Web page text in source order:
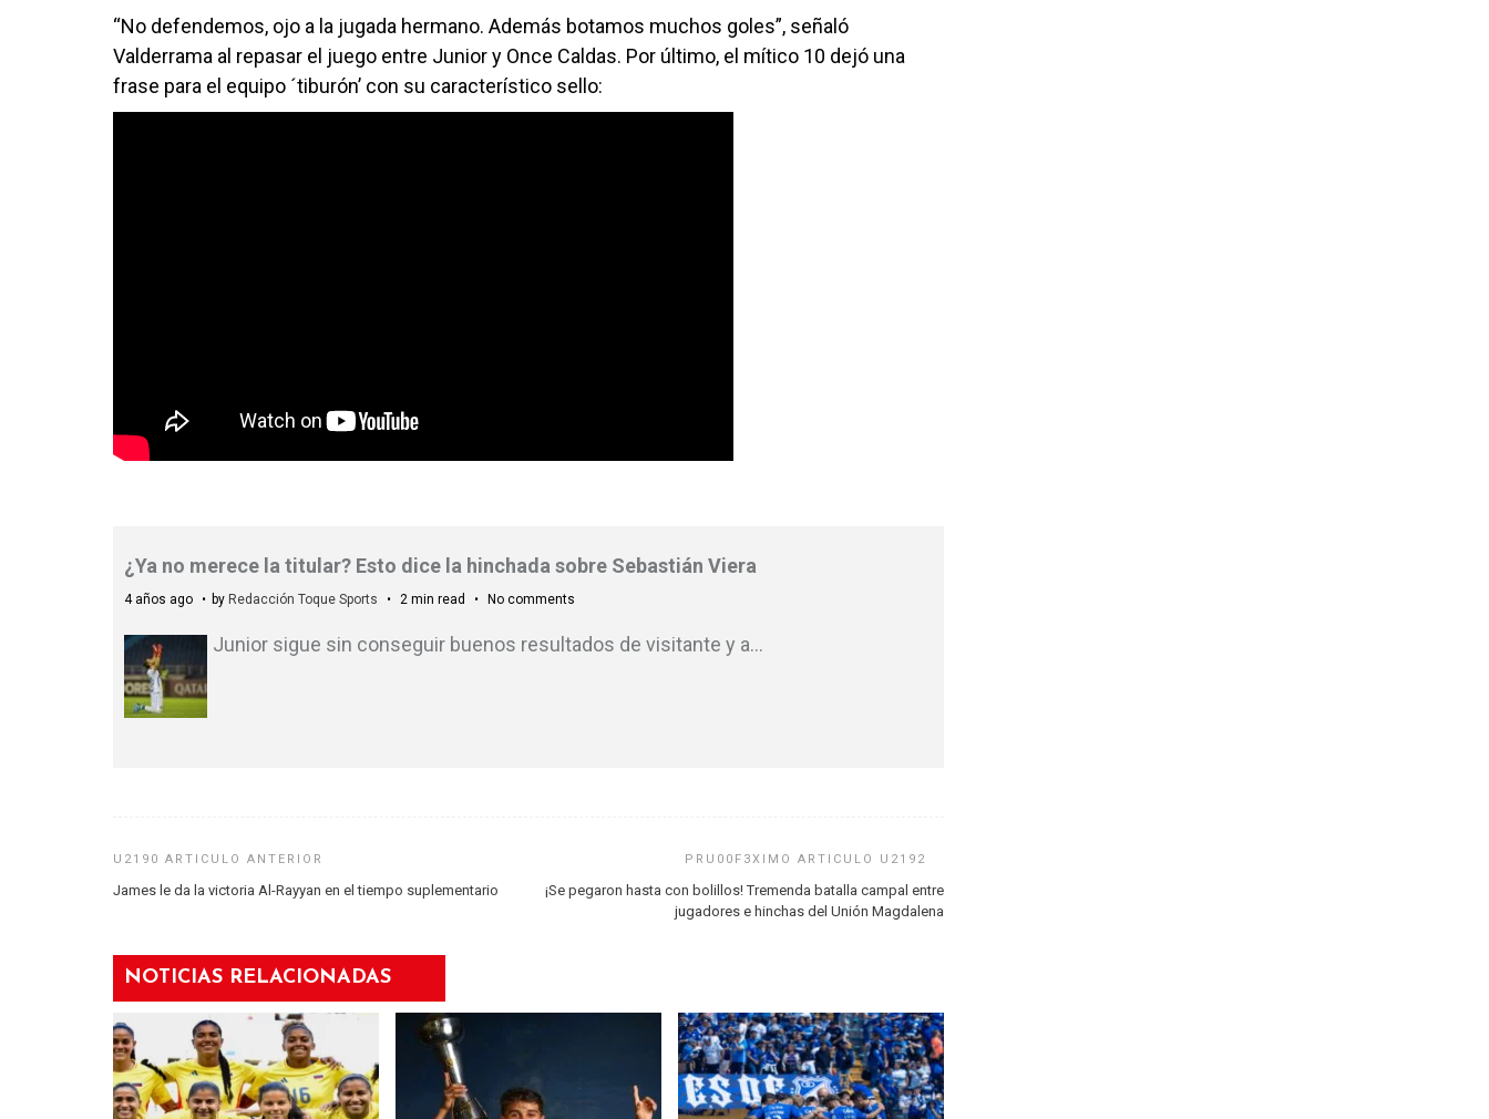
“No defendemos, ojo a la jugada hermano. Además botamos muchos goles”, señaló
Valderrama al repasar el juego entre Junior y Once Caldas. Por último, el mítico 10 dejó una
frase para el equipo ´tiburón’ con su característico sello:
¿Ya no merece la titular? Esto dice la hinchada sobre Sebastián Viera
4 años ago by Redacción Toque Sports 2 min read No comments
Junior sigue sin conseguir buenos resultados de visitante y a…
James le da la victoria Al-Rayyan en el tiempo suplementario
¡Se pegaron hasta con bolillos! Tremenda batalla campal entre
jugadores e hinchas del Unión Magdalena
NOTICIAS RELACIONADAS